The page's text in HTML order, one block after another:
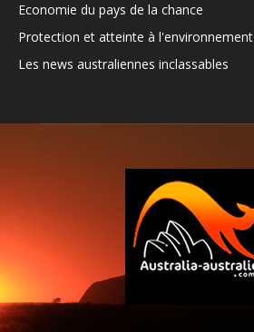
Economie du pays de la chance
Protection et atteinte à l'environnement
Les news australiennes inclassables